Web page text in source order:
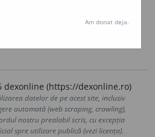
dexonline (https://dexonline.ro)
datelor de pe acest site, inclusiv
automată (web scraping, crawling),
nostru prealabil scris, cu excepția
spre utilizare publică (vezi licența).
Am donat deja.